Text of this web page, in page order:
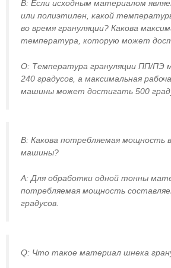
В: Если исходным материалом
или полиэтилен, какой
во время грануляции? Какова
температура, которую может
О: Температура грануляции ПП/ПЭ
240 градусов, а максимальная
машины может достигать 500
В: Какова потребляемая мощность
машины?
A: Для обработки одной тонны
потребляемая мощность
градусов.
Q: Что такое материал шнека